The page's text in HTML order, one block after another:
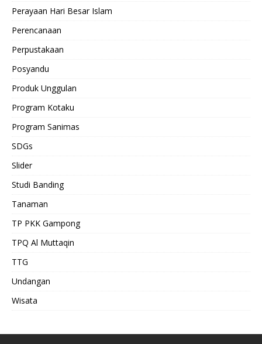
Perayaan Hari Besar Islam
Perencanaan
Perpustakaan
Posyandu
Produk Unggulan
Program Kotaku
Program Sanimas
SDGs
Slider
Studi Banding
Tanaman
TP PKK Gampong
TPQ Al Muttaqin
TTG
Undangan
Wisata